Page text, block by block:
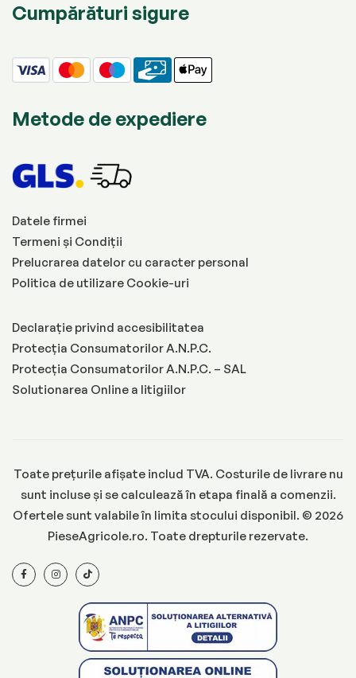
Cumpărături sigure
Metode de expediere
Datele firmei
Termeni și Condiții
Prelucrarea datelor cu caracter personal
Politica de utilizare Cookie-uri
Declarație privind accesibilitatea
Protecția Consumatorilor A.N.P.C.
Protecția Consumatorilor A.N.P.C. – SAL
Solutionarea Online a litigiilor
Toate prețurile afișate includ TVA. Costurile de livrare nu
sunt incluse și se calculează în etapa finală a comenzii.
Ofertele sunt valabile în limita stocului disponibil. © 2026
PieseAgricole.ro. Toate drepturile rezervate.